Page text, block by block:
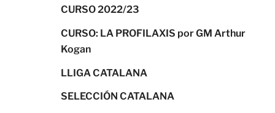
CURSO 2022/23
CURSO: LA PROFILAXIS por GM Arthur
Kogan
LLIGA CATALANA
SELECCIÓN CATALANA